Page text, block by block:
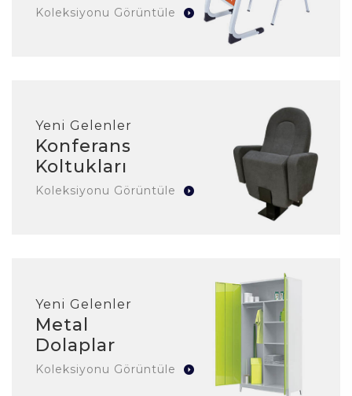
Koleksiyonu Görüntüle
Yeni Gelenler
Konferans
Koltukları
Koleksiyonu Görüntüle
Yeni Gelenler
Metal
Dolaplar
Koleksiyonu Görüntüle